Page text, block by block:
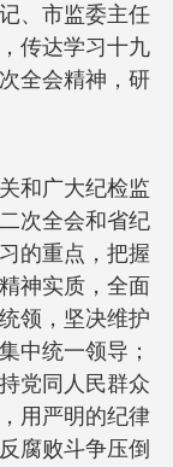
、市监委主任
传达学习十九
全会精神，研
和广大纪检监
次全会和省纪
的重点，把握
神实质，全面
领，坚决维护
中统一领导；
党同人民群众
用严明的纪律
腐败斗争压倒